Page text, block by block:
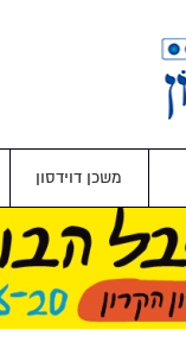
משכן דוידסון